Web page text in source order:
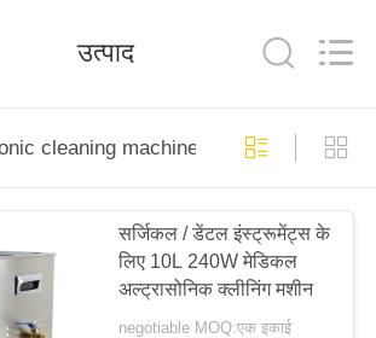
उत्पाद
cleaning machine
सर्जिकल / डेंटल इंस्ट्रूमेंट्स के
लिए 10L 240W मेडिकल
अल्ट्रासोनिक क्लीनिंग मशीन
negotiable MOQ:एक इकाई